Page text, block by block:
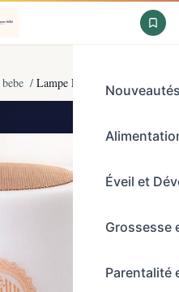
Éveil et
Grossesse
Parentalité
/ Lampe LED intelligente